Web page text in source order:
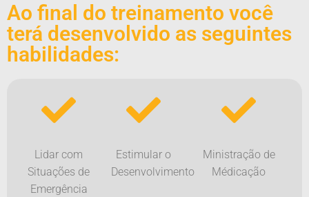
Ao final do treinamento você
terá desenvolvido as seguintes
habilidades:
Lidar com
Situações de
Emergência
Estimular o
Desenvolvimento
Ministração de
Médicação